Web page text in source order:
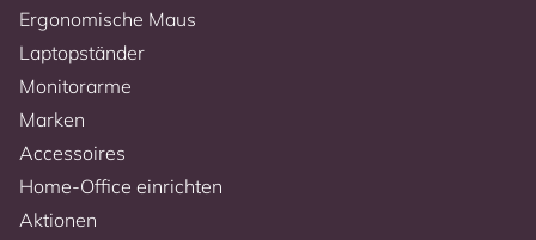
Ergonomische Maus
Laptopständer
Monitorarme
Marken
Accessoires
Home-Office einrichten
Aktionen